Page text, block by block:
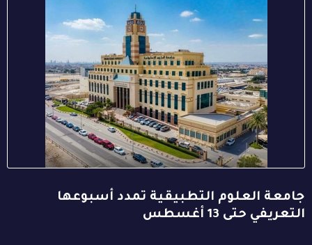
جامعة العلوم التطبيقية تمدد أسبوعها
التعريفي حتى 13 أغسطس